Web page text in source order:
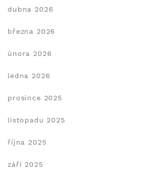
dubna 2026
března 2026
února 2026
ledna 2026
prosince 2025
listopadu 2025
října 2025
září 2025